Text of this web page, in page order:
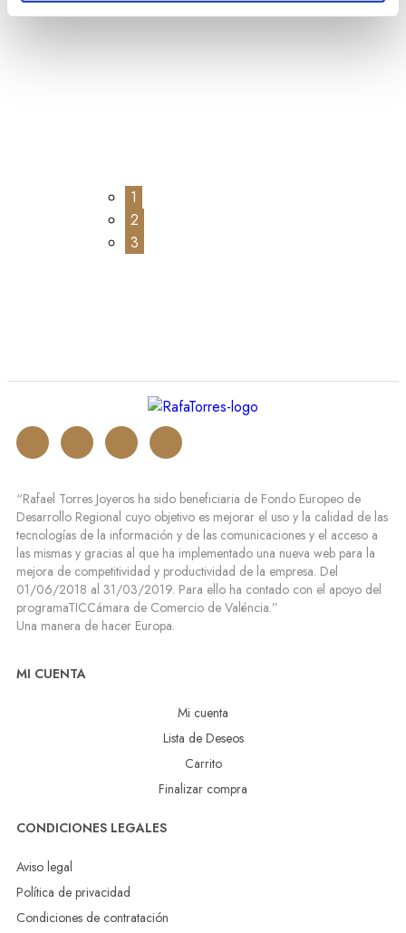
1
2
3
“Rafael Torres Joyeros ha sido beneficiaria de Fondo Europeo de
Desarrollo Regional cuyo objetivo es mejorar el uso y la calidad de las
tecnologías de la información y de las comunicaciones y el acceso a
las mismas y gracias al que ha implementado una nueva web para la
mejora de competitividad y productividad de la empresa. Del
01/06/2018 al 31/03/2019. Para ello ha contado con el apoyo del
programaTICCámara de Comercio de Valéncia.”
Una manera de hacer Europa.
MI CUENTA
Mi cuenta
Lista de Deseos
Carrito
Finalizar compra
CONDICIONES LEGALES
Aviso legal
Política de privacidad
Condiciones de contratación